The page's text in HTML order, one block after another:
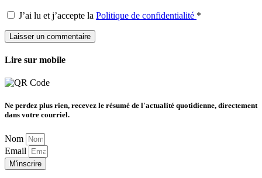
J’ai lu et j’accepte la Politique de confidentialité *
Lire sur mobile
Ne perdez plus rien, recevez le résumé de l'actualité quotidienne, directement
dans votre courriel.
Nom
Email
M'inscrire